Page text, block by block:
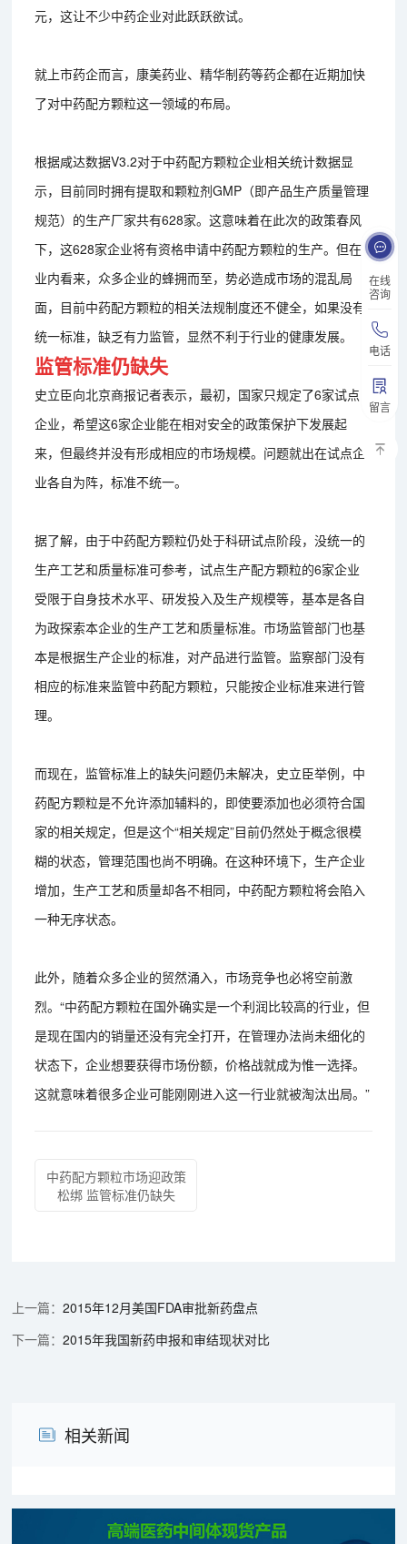
在线
咨询
电话
留言
元，这让不少中药企业对此跃跃欲试。
就上市药企而言，康美药业、精华制药等药企都在近期加快
了对中药配方颗粒这一领域的布局。
根据咸达数据V3.2对于中药配方颗粒企业相关统计数据显
示，目前同时拥有提取和颗粒剂GMP（即产品生产质量管理
规范）的生产厂家共有628家。这意味着在此次的政策春风
下，这628家企业将有资格申请中药配方颗粒的生产。但在
业内看来，众多企业的蜂拥而至，势必造成市场的混乱局
面，目前中药配方颗粒的相关法规制度还不健全，如果没有
统一标准，缺乏有力监管，显然不利于行业的健康发展。
监管标准仍缺失
史立臣向北京商报记者表示，最初，国家只规定了6家试点
企业，希望这6家企业能在相对安全的政策保护下发展起
来，但最终并没有形成相应的市场规模。问题就出在试点企
业各自为阵，标准不统一。
据了解，由于中药配方颗粒仍处于科研试点阶段，没统一的
生产工艺和质量标准可参考，试点生产配方颗粒的6家企业
受限于自身技术水平、研发投入及生产规模等，基本是各自
为政探索本企业的生产工艺和质量标准。市场监管部门也基
本是根据生产企业的标准，对产品进行监管。监察部门没有
相应的标准来监管中药配方颗粒，只能按企业标准来进行管
理。
而现在，监管标准上的缺失问题仍未解决，史立臣举例，中
药配方颗粒是不允许添加辅料的，即使要添加也必须符合国
家的相关规定，但是这个“相关规定”目前仍然处于概念很模
糊的状态，管理范围也尚不明确。在这种环境下，生产企业
增加，生产工艺和质量却各不相同，中药配方颗粒将会陷入
一种无序状态。
此外，随着众多企业的贸然涌入，市场竞争也必将空前激
烈。“中药配方颗粒在国外确实是一个利润比较高的行业，但
是现在国内的销量还没有完全打开，在管理办法尚未细化的
状态下，企业想要获得市场份额，价格战就成为惟一选择。
这就意味着很多企业可能刚刚进入这一行业就被淘汰出局。”
中药配方颗粒市场迎政策
松绑 监管标准仍缺失
2015年12月美国FDA审批新药盘点
2015年我国新药申报和审结现状对比
相关新闻